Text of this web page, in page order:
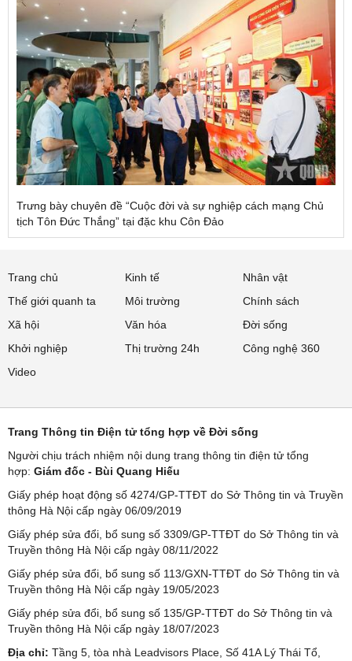
Trưng bày chuyên đề “Cuộc đời và sự nghiệp cách mạng Chủ
tịch Tôn Đức Thắng” tại đặc khu Côn Đảo
Trang chủ Kinh tế
Nhân vật
Thế giới quanh ta
Môi trường
Chính sách
Xã hội
Văn hóa
Đời sống
Khởi nghiệp
Thị trường 24h
Công nghệ 360
Video
Trang Thông tin Điện tử tổng hợp về Đời sống
Người chịu trách nhiệm nội dung trang thông tin điện tử tổng
hợp: Giám đốc - Bùi Quang Hiếu
Giấy phép hoạt động số 4274/GP-TTĐT do Sở Thông tin và Truyền
thông Hà Nội cấp ngày 06/09/2019
Giấy phép sửa đổi, bổ sung số 3309/GP-TTĐT do Sở Thông tin và
Truyền thông Hà Nội cấp ngày 08/11/2022
Giấy phép sửa đổi, bổ sung số 113/GXN-TTĐT do Sở Thông tin và
Truyền thông Hà Nội cấp ngày 19/05/2023
Giấy phép sửa đổi, bổ sung số 135/GP-TTĐT do Sở Thông tin và
Truyền thông Hà Nội cấp ngày 18/07/2023
Địa chỉ: Tầng 5, tòa nhà Leadvisors Place, Số 41A Lý Thái Tổ,